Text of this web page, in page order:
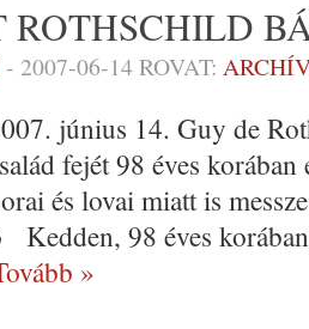
- 2007-06-14ROVAT:
június 14. Guy de
fejét 98 éves
és lovai miatt is
98 éves
»